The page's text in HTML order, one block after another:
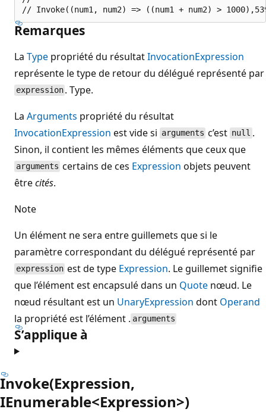
Remarques
La Type propriété du résultatInvocationExpression
représente le type de retour du délégué représenté par
expression . Type.
La Arguments propriété du résultat
InvocationExpression est vide si arguments c’est null .
Sinon, il contient les mêmes éléments que ceux que
arguments certains de ces Expression objets peuvent
êtrecités.
Note
Un élément ne sera entre guillemets que si le
paramètre correspondant du délégué représenté par
expression est de type Expression. Le guillemet signifie
que l’élément est encapsulé dans un Quote nœud. Le
nœud résultant est un UnaryExpression dont Operand
la propriété est l’élément . arguments
S’applique à
Invoke(Expression,
IEnumerable<Expression>)